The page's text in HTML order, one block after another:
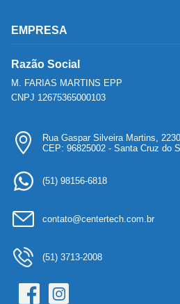
EMPRESA
Razão Social
M. FARIAS MARTINS EPP
CNPJ 12675365000103
Rua Gaspar Silveira Martins,
CEP: 96825002 - Santa Cruz do
(51) 98156-6818
contato@centertech.com.br
(51) 3713-2008